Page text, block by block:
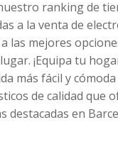
ranking de
a la venta de
las mejores
¡Equipa tu
más fácil y
de calidad que
destacadas en